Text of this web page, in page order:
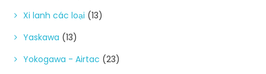
Xi lanh các loại (13)
Yaskawa (13)
Yokogawa - Airtac (23)